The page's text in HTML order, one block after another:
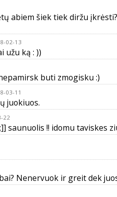
abiem šiek tiek diržu
02-13
užu ką : ))
buti zmogisku :)
03-11
juokiuos.
22
saunuolis !! idomu taviskes
Nenervuok ir greit dek